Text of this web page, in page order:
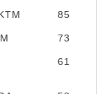
85
73
61